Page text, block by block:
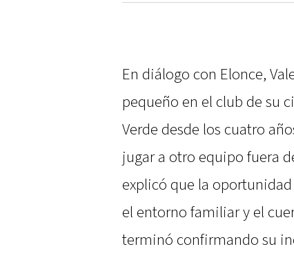
En diálogo con Elonce,
pequeño en el club de su
Verde desde los cuatro
jugar a otro equipo fuera
explicó que la
el entorno familiar y el
terminó confirmando su